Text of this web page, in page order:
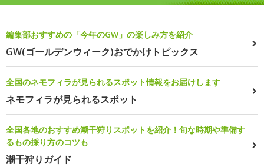
編集部おすすめの「今年のGW」の楽しみ方を紹介
GW(ゴールデンウィーク)おでかけトピックス
全国のネモフィラが見られるスポット情報をお届けします
ネモフィラが見られるスポット
全国各地のおすすめ潮干狩りスポットを紹介！旬な時期や準備す
るもの採り方のコツも
潮干狩りガイド